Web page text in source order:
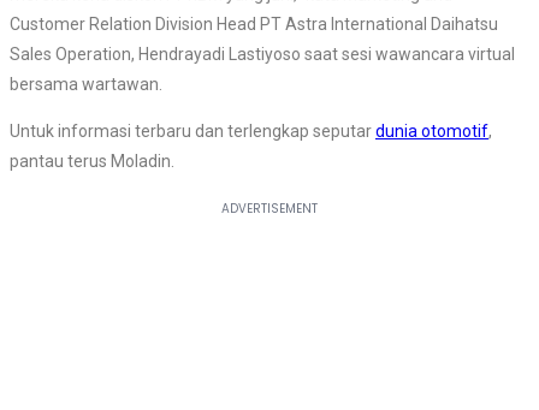
Customer Relation Division Head PT Astra International Daihatsu
Sales Operation, Hendrayadi Lastiyoso saat sesi wawancara virtual
bersama wartawan.
Untuk informasi terbaru dan terlengkap seputardunia otomotif,
pantau terus Moladin.